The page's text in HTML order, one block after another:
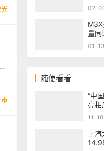
光
市
02-
量同
01-13
随便看看
“中
亮相
11-18
上